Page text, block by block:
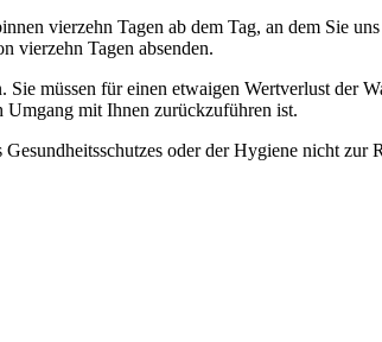
vierzehn Tagen ab dem Tag, an dem Sie
vierzehn Tagen absenden.
müssen für einen etwaigen Wertverlust der
Umgang mit Ihnen zurückzuführen ist.
oder der Hygiene nicht zur